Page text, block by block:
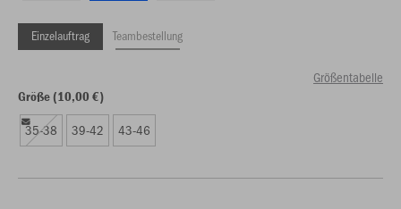
Einzelauftrag Teambestellung
Größentabelle
Größe (10,00 €)
35-38 39-42 43-46